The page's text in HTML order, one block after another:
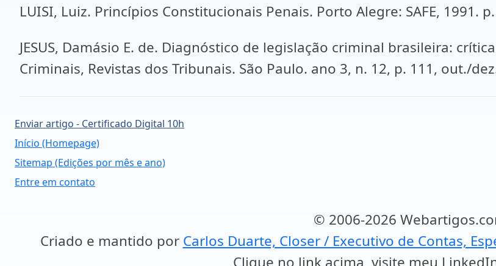
LUISI, Luiz. Princípios Constitucionais Penais. Porto Alegre: SAFE, 1991.
JESUS, Damásio E. de. Diagnóstico de legislação criminal brasileira:
Criminais, Revistas dos Tribunais. São Paulo. ano 3, n. 12, p. 111, out./
Enviar artigo - Certificado Digital 10h
Início (Homepage)
Sitemap (Edições por mês e ano)
Entre em contato
© 2006-2026
Criado e mantido por Carlos Duarte, Closer / Executivo de Contas,
Clique no link acima, visite meu